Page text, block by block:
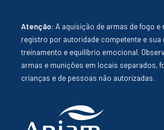
Atenção: A aquisição de armas de fogo e
registro por autoridade competente e sua
treinamento e equilíbrio emocional.
armas e munições em locais separados,
crianças e de pessoas não autorizadas.